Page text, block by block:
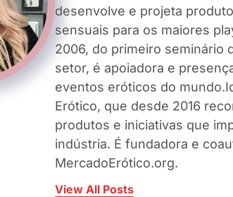
desenvolve e projeta
sensuais para os maiores
2006, do primeiro seminário
setor, é apoiadora e
eventos eróticos do
Erótico, que desde 2016
produtos e iniciativas que
indústria. É fundadora e
MercadoErótico.org.
View All Posts